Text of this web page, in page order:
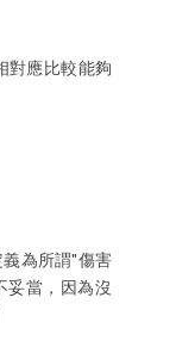
對應比較能夠
為所謂"傷害
妥當，因為沒